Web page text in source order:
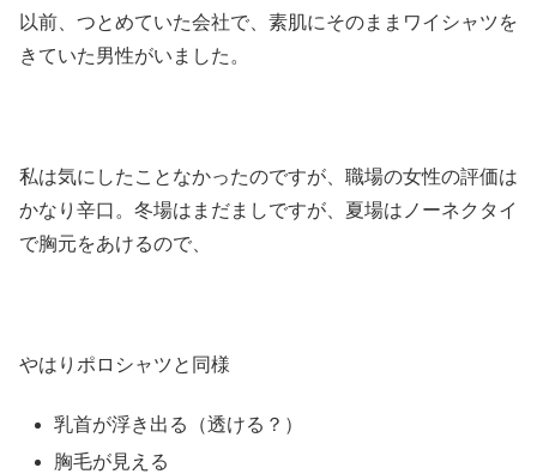
以前、つとめていた会社で、素肌にそのままワイシャツを
きていた男性がいました。
私は気にしたことなかったのですが、職場の女性の評価は
かなり辛口。冬場はまだましですが、夏場はノーネクタイ
で胸元をあけるので、
やはりポロシャツと同様
乳首が浮き出る（透ける？）
胸毛が見える